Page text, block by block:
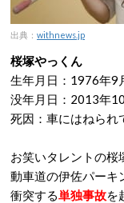
出典： withnews.jp
桜塚やっくん
生年月日：1976年9
没年月日：2013年
死因：車にはねられ
お笑いタレントの
動車道の伊佐パーキ
衝突する単独事故を